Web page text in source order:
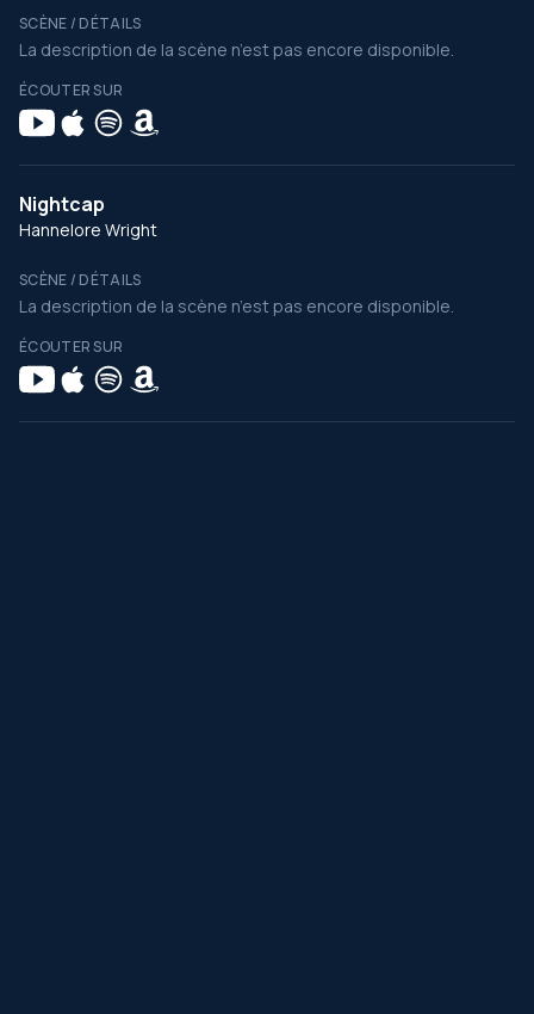
SCÈNE / DÉTAILS
La description de la scène n’est pas encore disponible.
ÉCOUTER SUR
Nightcap
Hannelore Wright
SCÈNE / DÉTAILS
La description de la scène n’est pas encore disponible.
ÉCOUTER SUR